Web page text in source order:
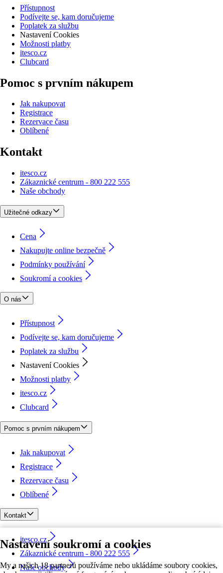
Nastavení soukromí a cookies
My a našich 18 partnerů používáme nebo ukládáme soubory cookies,
Přístupnost
Podívejte se, kam doručujeme
Poplatek za službu
Nastavení Cookies
Možnosti platby
itesco.cz
Clubcard
Pomoc s prvním nákupem
Jak nakupovat
Registrace
Rezervace času
Oblíbené
Kontakt
itesco.cz
Zákaznické centrum - 800 222 555
Naše obchody
Užitečné odkazy
Cena
Nakupujte online bezpečně
Podmínky používání
Soukromí a cookies
O nás
Přístupnost
Podívejte se, kam doručujeme
Poplatek za službu
Nastavení Cookies
Možnosti platby
itesco.cz
Clubcard
Pomoc s prvním nákupem
Jak nakupovat
Registrace
Rezervace času
Oblíbené
Kontakt
itesco.cz
Zákaznické centrum - 800 222 555
Naše obchody